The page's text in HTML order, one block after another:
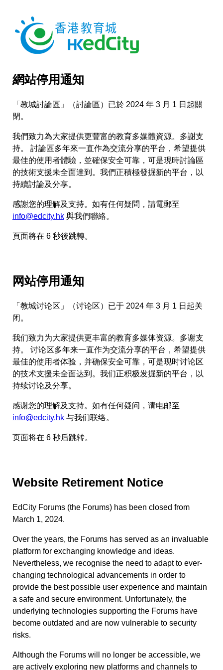
網站停用通知
「教城討論區」（討論區）已於 2024 年 3 月 1 日起關
閉。
我們致力為大家提供更豐富的教育多媒體資源。多謝支
持。 討論區多年來一直作為交流分享的平台，希望提供
最佳的使用者體驗，並確保安全可靠，可是現時討論區
的技術支援未全面達到。我們正積極發掘新的平台，以
持續討論及分享。
感謝您的理解及支持。如有任何疑問，請電郵至
info@edcity.hk 與我們聯絡。
頁面將在 6 秒後跳轉。
网站停用通知
「教城讨论区」（讨论区）已于 2024 年 3 月 1 日起关
闭。
我们致力为大家提供更丰富的教育多媒体资源。多谢支
持。 讨论区多年来一直作为交流分享的平台，希望提供
最佳的使用者体验，并确保安全可靠，可是现时讨论区
的技术支援未全面达到。我们正积极发掘新的平台，以
持续讨论及分享。
感谢您的理解及支持。如有任何疑问，请电邮至
info@edcity.hk 与我们联络。
页面将在 6 秒后跳转。
Website Retirement Notice
EdCity Forums (the Forums) has been closed from
March 1, 2024.
Over the years, the Forums has served as an invaluable
platform for exchanging knowledge and ideas.
Nevertheless, we recognise the need to adapt to ever-
changing technological advancements in order to
provide the best possible user experience and maintain
a safe and secure environment. Unfortunately, the
underlying technologies supporting the Forums have
become outdated and are now vulnerable to security
risks.
Although the Forums will no longer be accessible, we
are actively exploring new platforms and channels to